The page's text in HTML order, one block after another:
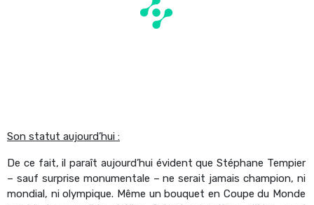
Son statut aujourd’hui :
De ce fait, il paraît aujourd’hui évident que Stéphane Tempier
– sauf surprise monumentale – ne serait jamais champion, ni
mondial, ni olympique. Même un bouquet en Coupe du Monde